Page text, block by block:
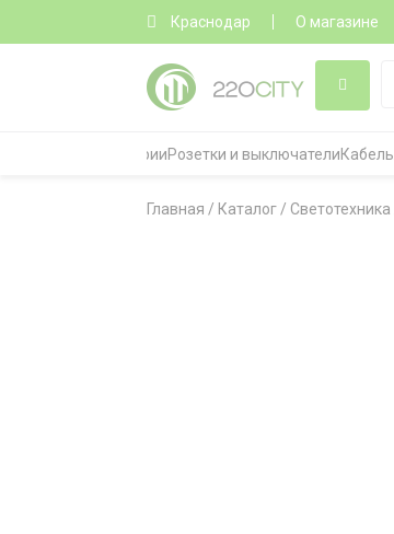
Краснодар О магазине
Все категорииРозетки и выключателиКабель
Главная / Каталог / Светотехника